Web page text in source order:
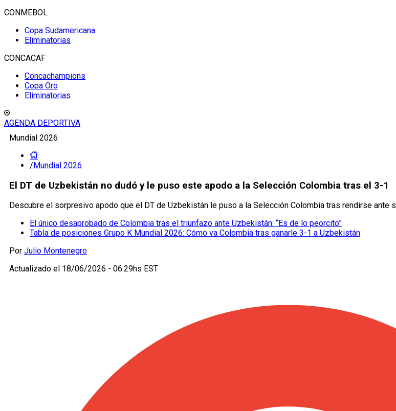
CONMEBOL
Copa Sudamericana
Eliminatorias
CONCACAF
Concachampions
Copa Oro
Eliminatorias
AGENDA DEPORTIVA
Mundial 2026
/Mundial 2026
El DT de Uzbekistán no dudó y le puso este apodo a la Selección Colombia tras el 3-1
Descubre el sorpresivo apodo que el DT de Uzbekistán le puso a la Selección Colombia tras rendirse ante
El único desaprobado de Colombia tras el triunfazo ante Uzbekistán: “Es de lo peorcito”
Tabla de posiciones Grupo K Mundial 2026: Cómo va Colombia tras ganarle 3-1 a Uzbekistán
Por Julio Montenegro
Actualizado el 18/06/2026 - 06:29hs EST